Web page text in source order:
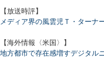
【放送時評】
メディア界の風雲児Ｔ・ターナ
【海外情報〈米国〉】
地方都市で存在感増すデジタル